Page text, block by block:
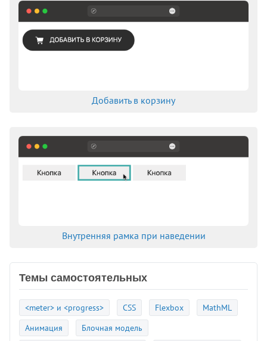
Добавить в корзину
Внутренняя рамка при наведении
Темы самостоятельных
<meter> и <progress> CSS Flexbox
MathML
Анимация
Блочная модель